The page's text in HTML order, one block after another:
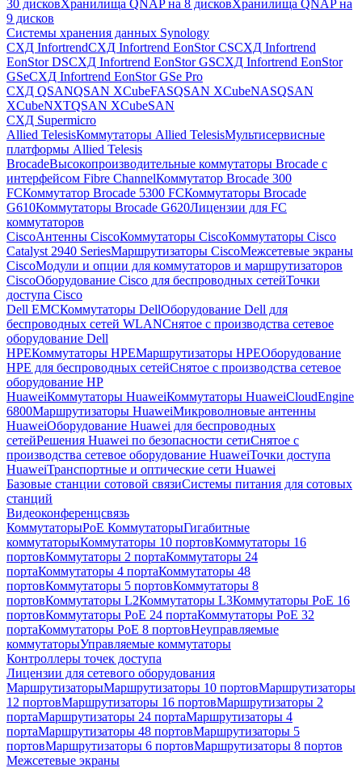
30 дисковХранилища QNAP на 8 дисковХранилища QNAP на
9 дисков
Системы хранения данных Synology
СХД InfortrendСХД Infortrend EonStor CSСХД Infortrend
EonStor DSСХД Infortrend EonStor GSСХД Infortrend EonStor
GSeСХД Infortrend EonStor GSe Pro
СХД QSANQSAN XCubeFASQSAN XCubeNASQSAN
XCubeNXTQSAN XCubeSAN
СХД Supermicro
Allied TelesisКоммутаторы Allied TelesisМультисервисные
платформы Allied Telesis
BrocadeВысокопроизводительные коммутаторы Brocade с
интерфейсом Fibre ChannelКоммутатор Brocade 300
FCКоммутатор Brocade 5300 FCКоммутаторы Brocade
G610Коммутаторы Brocade G620Лицензии для FC
коммутаторов
CiscoАнтенны CiscoКоммутаторы CiscoКоммутаторы Cisco
Catalyst 2940 SeriesМаршрутизаторы CiscoМежсетевые экраны
CiscoМодули и опции для коммутаторов и маршрутизаторов
CiscoОборудование Cisco для беспроводных сетейТочки
доступа Cisco
Dell EMCКоммутаторы DellОборудование Dell для
беспроводных сетей WLANСнятое с производства сетевое
оборудование Dell
HPEКоммутаторы HPEМаршрутизаторы HPEОборудование
HPE для беспроводных сетейСнятое с производства сетевое
оборудование HP
HuaweiКоммутаторы HuaweiКоммутаторы HuaweiCloudEngine
6800Маршрутизаторы HuaweiМикроволновые антенны
HuaweiОборудование Huawei для беспроводных
сетейРешения Huawei по безопасности сетиСнятое с
производства сетевое оборудование HuaweiТочки доступа
HuaweiТранспортные и оптические сети Huawei
Базовые станции сотовой связиСистемы питания для сотовых
станций
Видеоконференцсвязь
КоммутаторыPoE КоммутаторыГигабитные
коммутаторыКоммутаторы 10 портовКоммутаторы 16
портовКоммутаторы 2 портаКоммутаторы 24
портаКоммутаторы 4 портаКоммутаторы 48
портовКоммутаторы 5 портовКоммутаторы 8
портовКоммутаторы L2Коммутаторы L3Коммутаторы PoE 16
портовКоммутаторы PoE 24 портаКоммутаторы PoE 32
портаКоммутаторы PoE 8 портовНеуправляемые
коммутаторыУправляемые коммутаторы
Контроллеры точек доступа
Лицензии для сетевого оборудования
МаршрутизаторыМаршрутизаторы 10 портовМаршрутизаторы
12 портовМаршрутизаторы 16 портовМаршрутизаторы 2
портаМаршрутизаторы 24 портаМаршрутизаторы 4
портаМаршрутизаторы 48 портовМаршрутизаторы 5
портовМаршрутизаторы 6 портовМаршрутизаторы 8 портов
Межсетевые экраны